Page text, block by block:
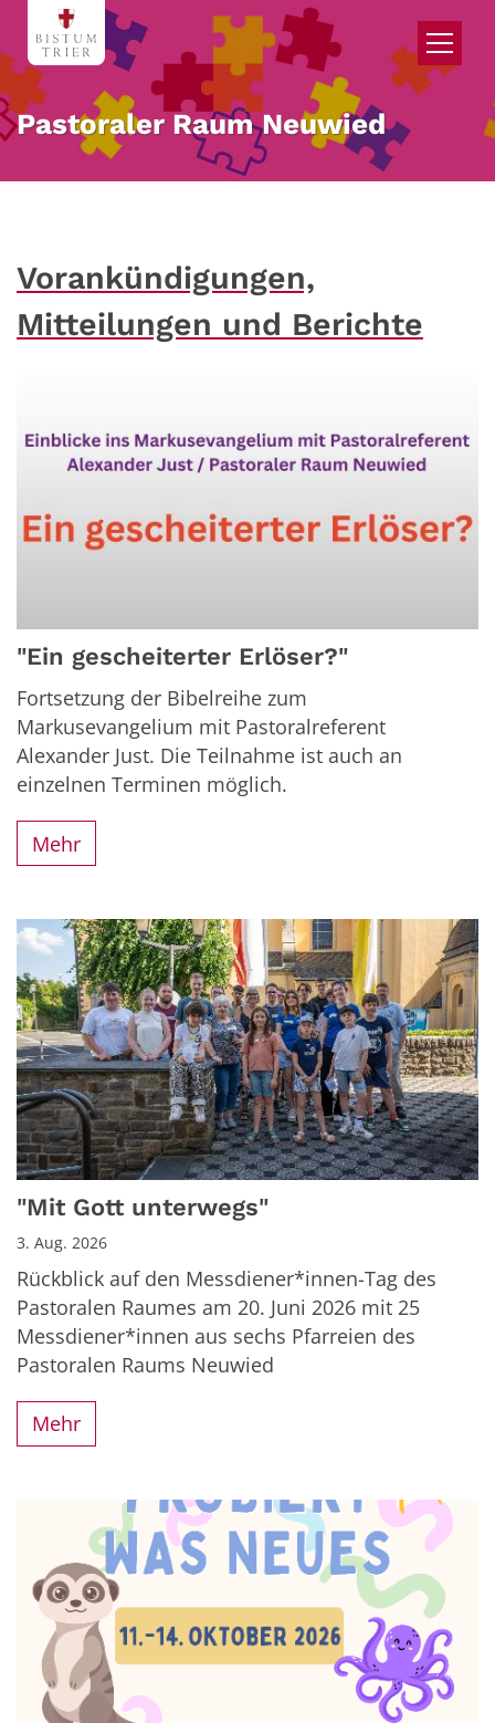
Zum Inhalt springen
Pastoraler Raum Neuwied
Vorankündigungen,
Mitteilungen und Berichte
"Ein gescheiterter Erlöser?"
Fortsetzung der Bibelreihe zum
Markusevangelium mit Pastoralreferent
Alexander Just. Die Teilnahme ist auch an
einzelnen Terminen möglich.
Mehr
"Mit Gott unterwegs"
3. Aug. 2026
Rückblick auf den Messdiener*innen-Tag des
Pastoralen Raumes am 20. Juni 2026 mit 25
Messdiener*innen aus sechs Pfarreien des
Pastoralen Raums Neuwied
Mehr